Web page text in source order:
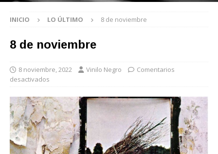
INICIO LO ÚLTIMO 8 de noviembre
8 de noviembre
8 noviembre, 2022 Vinilo Negro
Comentarios
desactivados